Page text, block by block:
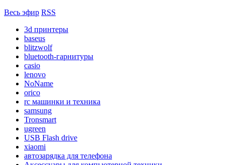
Весь эфир RSS
3d принтеры
baseus
blitzwolf
bluetooth-гарнитуры
casio
lenovo
NoName
orico
rc машинки и техника
samsung
Tronsmart
ugreen
USB Flash drive
xiaomi
автозарядка для телефона